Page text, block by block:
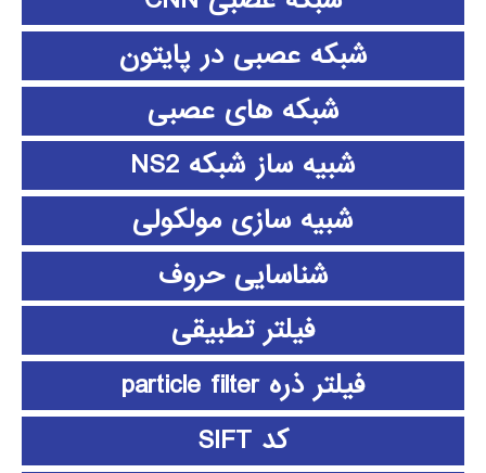
شبکه عصبی در پایتون
شبکه های عصبی
شبیه ساز شبکه NS2
شبیه سازی مولکولی
شناسایی حروف
فیلتر تطبیقی
فیلتر ذره particle filter
کد SIFT